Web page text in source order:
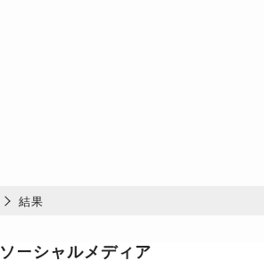
結果
ソーシャルメディア